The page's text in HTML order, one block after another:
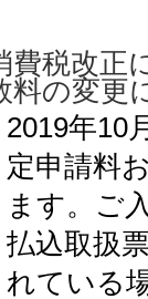
費税改正
料の変更
2019年10
定申請料
ます。ご
払込取扱
れている